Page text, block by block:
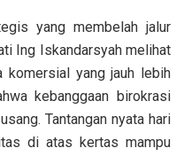
yang membelah jalur
Ing Iskandarsyah melihat
komersial yang jauh lebih
kebanggaan birokrasi
Tantangan nyata hari
di atas kertas mampu